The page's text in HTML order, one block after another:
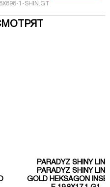
1-SHIN.GT
PARADYZ SHINY
PARADYZ SHINY
GOLD HEKSAGON